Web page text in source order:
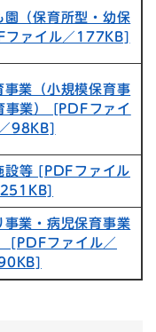
園（保育所型・幼保
ファイル／177KB]
事業（小規模保育事
事業） [PDFファイ
98KB]
設等​ [PDFファイル
事業・病児保育事業
[PDFファイル／